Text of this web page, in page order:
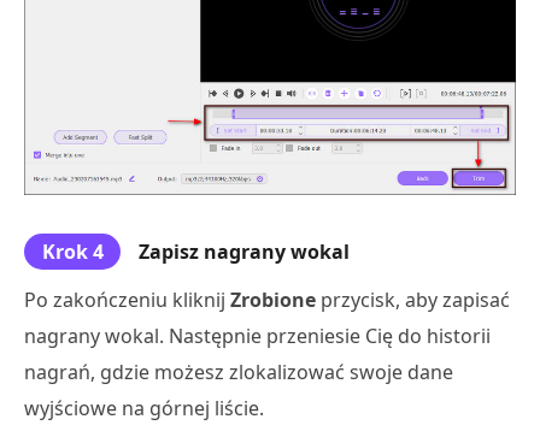
Krok 4
Zapisz nagrany wokal
Po zakończeniu kliknij Zrobione przycisk, aby zapisać
nagrany wokal. Następnie przeniesie Cię do historii
nagrań, gdzie możesz zlokalizować swoje dane
wyjściowe na górnej liście.